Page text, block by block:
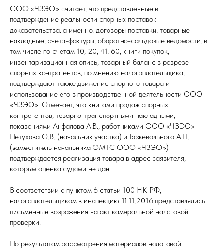
ООО «ЧЗЭО» считает, что представленные в
подтверждение реальности спорных поставок
доказательства, а именно: договоры поставки, товарные
накладные, счета-фактуры, оборотно-сальдовые ведомости, в
том числе по счетам 10, 20, 41, 60, книги покупок,
инвентаризационная опись, товарный баланс в разрезе
спорных контрагентов, по мнению налогоплательщика,
подтверждают также движение спорного товара и
использование его в производственной деятельности ООО
«ЧЗЭО». Отмечает, что книгами продаж спорных
контрагентов, товарно-транспортными накладными,
показаниями Анфалова А.В., работниками ООО «ЧЗЭО»
Петухова О.В. (начальник участка) и Божевольного А.П.
(заместитель начальника ОМТС ООО «ЧЗЭО»)
подтверждается реализация товара в адрес заявителя,
которым оценка судами не дан.
В соответствии с пунктом 6 статьи 100 НК РФ,
налогоплательщиком в инспекцию 11.11.2016 представлялись
письменные возражения на акт камеральной налоговой
проверки.
По результатам рассмотрения материалов налоговой